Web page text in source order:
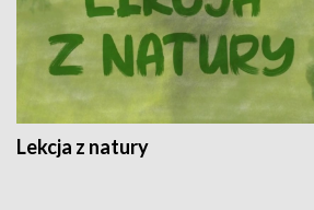
Lekcja z natury